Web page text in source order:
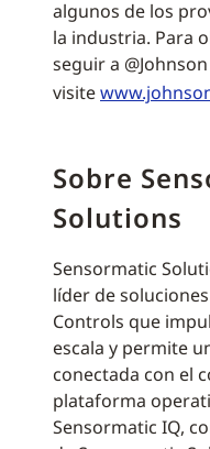
algunos de los
la industria. Para
seguir a
visite
Sobre
Solutions
Sensormatic
líder de
Controls que
escala y permite
conectada con el
plataforma
Sensormatic IQ,